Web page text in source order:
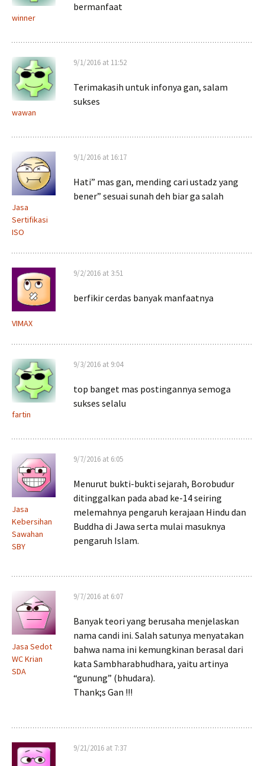
winner
bermanfaat
wawan
9/1/2016 at 11:52
Terimakasih untuk infonya gan, salam
sukses
Jasa
Sertifikasi
ISO
9/1/2016 at 16:17
Hati” mas gan, mending cari ustadz yang
bener” sesuai sunah deh biar ga salah
VIMAX
9/2/2016 at 3:51
berfikir cerdas banyak manfaatnya
fartin
9/3/2016 at 9:04
top banget mas postingannya semoga
sukses selalu
Jasa
Kebersihan
Sawahan
SBY
9/7/2016 at 6:05
Menurut bukti-bukti sejarah, Borobudur
ditinggalkan pada abad ke-14 seiring
melemahnya pengaruh kerajaan Hindu dan
Buddha di Jawa serta mulai masuknya
pengaruh Islam.
Jasa Sedot
WC Krian
SDA
9/7/2016 at 6:07
Banyak teori yang berusaha menjelaskan
nama candi ini. Salah satunya menyatakan
bahwa nama ini kemungkinan berasal dari
kata Sambharabhudhara, yaitu artinya
“gunung” (bhudara).
Thank;s Gan !!!
9/21/2016 at 7:37